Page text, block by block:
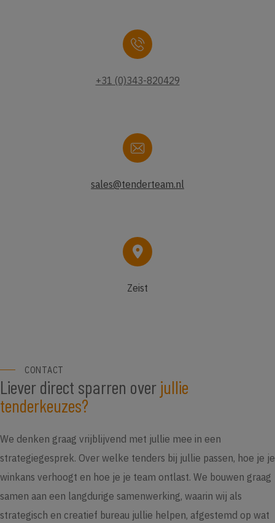
+31 (0)343-820429
sales@tenderteam.nl
Zeist
CONTACT
Liever direct sparren overjullie
tenderkeuzes?
We denken graag vrijblijvend met jullie mee in een
strategiegesprek. Over welke tenders bij jullie passen, hoe je je
winkans verhoogt en hoe je je team ontlast. We bouwen graag
samen aan een langdurige samenwerking, waarin wij als
strategisch en creatief bureau jullie helpen, afgestemd op wat